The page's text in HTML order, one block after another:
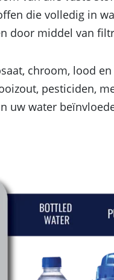
die volledig in
door middel van
chroom, lood
pesticiden,
water